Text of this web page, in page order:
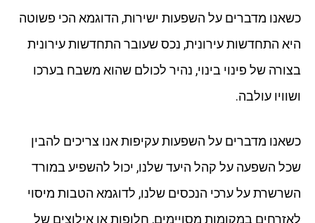
כשאנו מדברים על השפעות ישירות, הדוגמא הכי פשוטה
היא התחדשות עירונית, נכס שעובר התחדשות עירונית
בצורה של פינוי בינוי, נהיר לכולם שהוא משבח בערכו
ושוויו עולבה.
כשאנו מדברים על השפעות עקיפות אנו צריכים להבין
שכל השפעה על קהל היעד שלנו, יכול להשפיע במורד
השרשרת על ערכי הנכסים שלנו, לדוגמא הטבות מיסוי
לאזרחים במקומות מסויימים, חלופות או אילוצים של